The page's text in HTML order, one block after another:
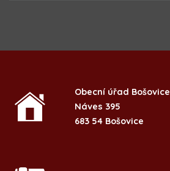
Obecní úřad Bošovice
Náves 395
683 54 Bošovice